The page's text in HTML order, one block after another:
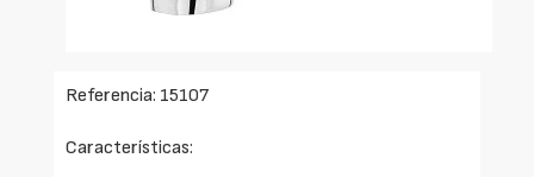
Referencia: 15107
Características: